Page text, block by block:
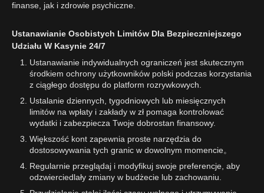
finanse, jak i zdrowie psychiczne.
Ustanawianie Osobistych Limitów Dla Bezpieczniejszego
Udziału W Kasynie 24/7
Ustanawianie indywidualnych ograniczeń jest skutecznym
środkiem ochrony użytkowników polski podczas korzystania
z ciągłego dostępu do platform rozrywkowych.
Ustalanie dziennych, tygodniowych lub miesięcznych
limitów na wpłaty i zakłady w zł pomaga kontrolować
wydatki i zabezpiecza Twoje dobrostan finansowy.
Większość kont zapewnia proste narzędzia do
dostosowywania tych granic w dowolnym momencie。
Regularnie przeglądaj i modyfikuj swoje preferencje, aby
odzwierciedlały zmiany w budżecie lub zachowaniu.